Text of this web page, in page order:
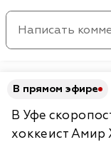
В прямом эфире
В Уфе
хоккеист Амир